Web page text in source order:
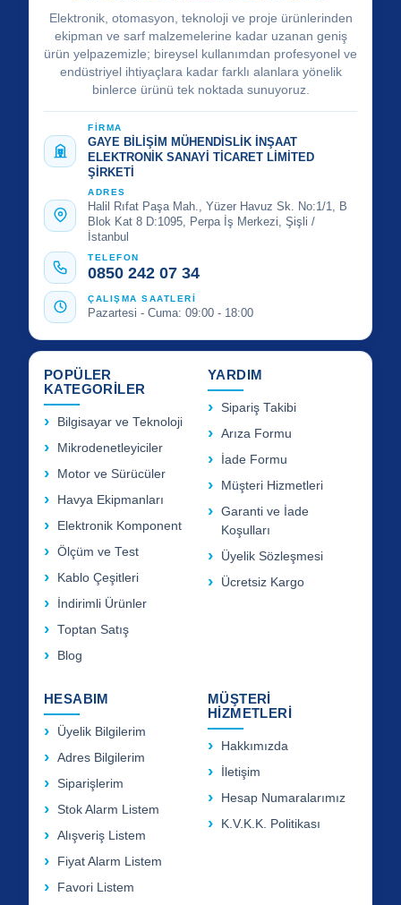
Elektronik, otomasyon, teknoloji ve proje ürünlerinden
ekipman ve sarf malzemelerine kadar uzanan geniş
ürün yelpazemizle; bireysel kullanımdan profesyonel ve
endüstriyel ihtiyaçlara kadar farklı alanlara yönelik
binlerce ürünü tek noktada sunuyoruz.
FİRMA
GAYE BİLİŞİM MÜHENDİSLİK İNŞAAT
ELEKTRONİK SANAYİ TİCARET LİMİTED
ŞİRKETİ
ADRES
Halil Rıfat Paşa Mah., Yüzer Havuz Sk. No:1/1, B
Blok Kat 8 D:1095, Perpa İş Merkezi, Şişli /
İstanbul
TELEFON
0850 242 07 34
ÇALIŞMA SAATLERİ
Pazartesi - Cuma: 09:00 - 18:00
POPÜLER
KATEGORİLER
Bilgisayar ve Teknoloji
Mikrodenetleyiciler
Motor ve Sürücüler
Havya Ekipmanları
Elektronik Komponent
Ölçüm ve Test
Kablo Çeşitleri
İndirimli Ürünler
Toptan Satış
Blog
YARDIM
Sipariş Takibi
Arıza Formu
İade Formu
Müşteri Hizmetleri
Garanti ve İade
Koşulları
Üyelik Sözleşmesi
Ücretsiz Kargo
HESABIM
Üyelik Bilgilerim
Adres Bilgilerim
Siparişlerim
Stok Alarm Listem
Alışveriş Listem
Fiyat Alarm Listem
Favori Listem
MÜŞTERİ
HİZMETLERİ
Hakkımızda
İletişim
Hesap Numaralarımız
K.V.K.K. Politikası